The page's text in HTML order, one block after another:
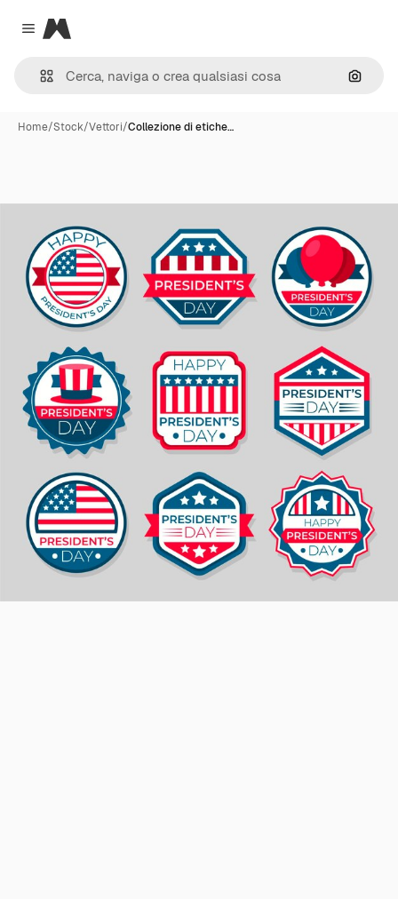
Close menu
Magnific
Cerca
Home/Stock/Vettori/Collezione di etiche…